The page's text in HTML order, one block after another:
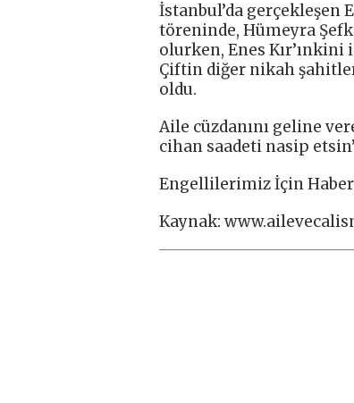
İstanbul’da gerçekleşen
töreninde, Hümeyra
olurken, Enes
Çiftin diğer nikah
oldu.
Aile cüzdanını geline
cihan saadeti nasip
Engellilerimiz İçin
Kaynak: